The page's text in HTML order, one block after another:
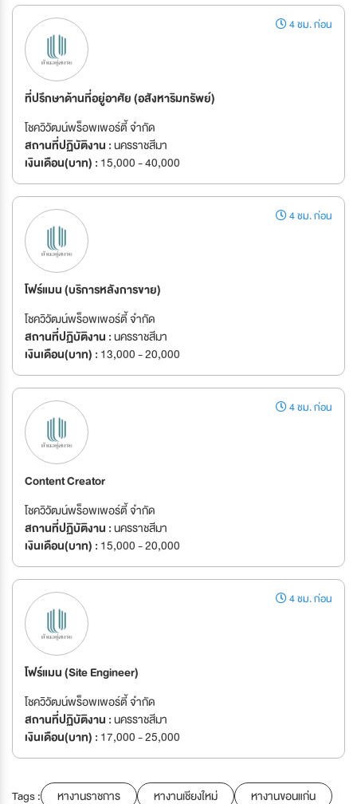
4 ชม. ก่อน
ที่ปรึกษาด้านที่อยู่อาศัย (อสังหาริมทรัพย์)
โชควิวัฒน์พร็อพเพอร์ตี้ จำกัด
สถานที่ปฏิบัติงาน :นครราชสีมา
เงินเดือน(บาท) : 15,000 - 40,000
4 ชม. ก่อน
โฟร์แมน (บริการหลังการขาย)
โชควิวัฒน์พร็อพเพอร์ตี้ จำกัด
สถานที่ปฏิบัติงาน :นครราชสีมา
เงินเดือน(บาท) : 13,000 - 20,000
4 ชม. ก่อน
Content Creator
โชควิวัฒน์พร็อพเพอร์ตี้ จำกัด
สถานที่ปฏิบัติงาน :นครราชสีมา
เงินเดือน(บาท) : 15,000 - 20,000
4 ชม. ก่อน
โฟร์แมน (Site Engineer)
โชควิวัฒน์พร็อพเพอร์ตี้ จำกัด
สถานที่ปฏิบัติงาน :นครราชสีมา
เงินเดือน(บาท) : 17,000 - 25,000
Tags : หางานราชการ หางานเชียงใหม่
หางานขอนแก่น